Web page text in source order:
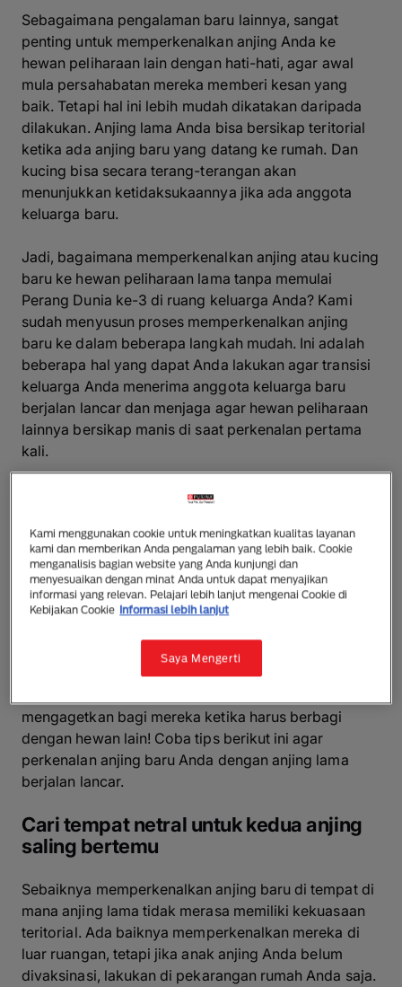
Sebagaimana pengalaman baru lainnya, sangat
penting untuk memperkenalkan anjing Anda ke
hewan peliharaan lain dengan hati-hati, agar awal
mula persahabatan mereka memberi kesan yang
baik. Tetapi hal ini lebih mudah dikatakan daripada
dilakukan. Anjing lama Anda bisa bersikap teritorial
ketika ada anjing baru yang datang ke rumah. Dan
kucing bisa secara terang-terangan akan
menunjukkan ketidaksukaannya jika ada anggota
keluarga baru.
Jadi, bagaimana memperkenalkan anjing atau kucing
baru ke hewan peliharaan lama tanpa memulai
Perang Dunia ke-3 di ruang keluarga Anda? Kami
sudah menyusun proses memperkenalkan anjing
baru ke dalam beberapa langkah mudah. Ini adalah
beberapa hal yang dapat Anda lakukan agar transisi
keluarga Anda menerima anggota keluarga baru
berjalan lancar dan menjaga agar hewan peliharaan
lainnya bersikap manis di saat perkenalan pertama
kali.
“Meskipun anjing dan kucing dapat menjadi kawan
dijauhkan dari anjing. Kelinci, guinea pig, hamster,
dan reptil, contohnya, harus dijaga setiap saat”
Memperkenalkan anak anjing ke
Anjing lama Anda mungkin sudah terbiasa memiliki
mengagetkan bagi mereka ketika harus berbagi
dengan hewan lain! Coba tips berikut ini agar
perkenalan anjing baru Anda dengan anjing lama
berjalan lancar.
Cari tempat netral untuk kedua anjing
saling bertemu
Sebaiknya memperkenalkan anjing baru di tempat di
mana anjing lama tidak merasa memiliki kekuasaan
teritorial. Ada baiknya memperkenalkan mereka di
luar ruangan, tetapi jika anak anjing Anda belum
divaksinasi, lakukan di pekarangan rumah Anda saja.
Kami menggunakan cookie untuk meningkatkan kualitas layanan
kami dan memberikan Anda pengalaman yang lebih baik. Cookie
menganalisis bagian website yang Anda kunjungi dan
menyesuaikan dengan minat Anda untuk dapat menyajikan
informasi yang relevan. Pelajari lebih lanjut mengenai Cookie di
Kebijakan Cookie Informasi lebih lanjut
Saya Mengerti